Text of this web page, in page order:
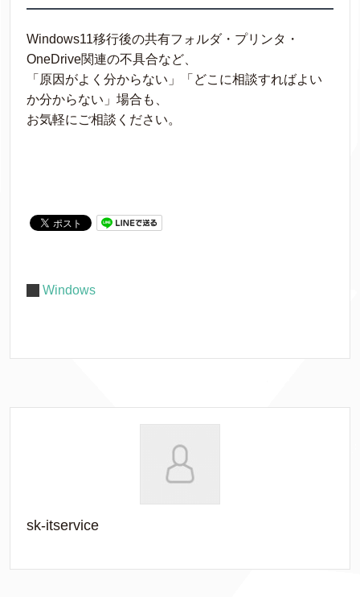
Windows11移行後の共有フォルダ・プリンタ・
OneDrive関連の不具合など、
「原因がよく分からない」「どこに相談すればよい
か分からない」場合も、
お気軽にご相談ください。
Windows
sk-itservice